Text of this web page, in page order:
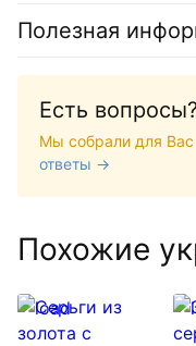
Полезная
Есть вопросы?
Мы собрали для
ответы →
Похожие